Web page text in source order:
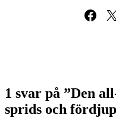
Dela på
1 svar på ”Den
sprids och